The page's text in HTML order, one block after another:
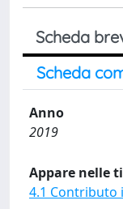
Scheda
Scheda
Anno
2019
Appare nelle
4.1 Contributo